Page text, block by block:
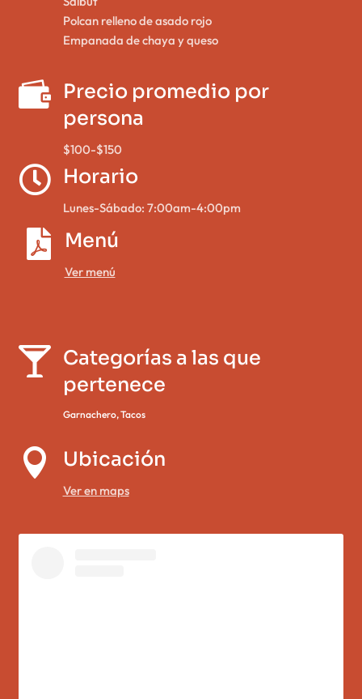
Polcan relleno de asado rojo
Empanada de chaya y queso
 Precio promedio por
persona
$100-$150
 Horario
Lunes-Sábado: 7:00am-4:00pm
 Menú
Ver menú
 Categorías a las que
pertenece
Garnachero,Tacos
 Ubicación
Ver en maps